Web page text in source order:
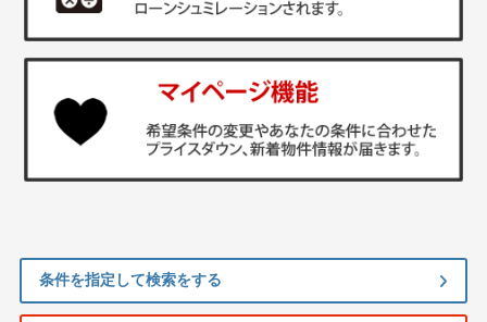
条件を指定して検索をする